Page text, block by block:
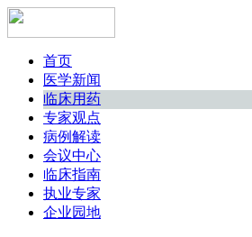
首页
医学新闻
临床用药
专家观点
病例解读
会议中心
临床指南
执业专家
企业园地